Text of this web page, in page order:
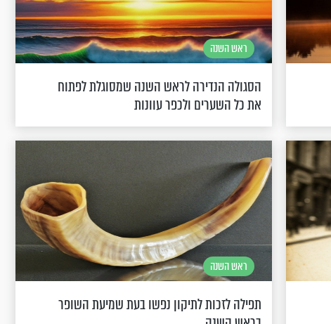
ראש השנה
הסגולה הנדירה לראש השנה שמסוגלת לפתוח
את כל השערים ולכפר עוונות
ראש השנה
תפילה לזכות לתיקון נפשו בעת שמיעת השופר